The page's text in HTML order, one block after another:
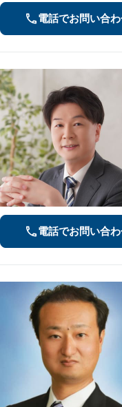
電話でお問い合
電話でお問い合